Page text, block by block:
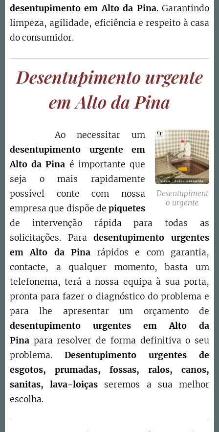
desentupimento emAlto da Pina. Garantindo
limpeza, agilidade, eficiência e respeito à casa
do consumidor.
Desentupimento urgente
em Alto da Pina
Desentupiment
o urgente
Ao necessitar um
desentupimento urgente em
Alto da Pina é importante que
seja o mais rapidamente
possível conte com nossa
empresa que dispõe depiquetes
de intervenção rápida para todas as
solicitações. Paradesentupimento urgentes
emAlto da Pinarápidos e com garantia,
contacte, a qualquer momento, basta um
telefonema, terá a nossa equipa à sua porta,
pronta para fazer o diagnóstico do problema e
para lhe apresentar um orçamento de
desentupimento urgentes emAlto da
Pina para resolver de forma definitiva o seu
problema. Desentupimento urgentes de
esgotos, prumadas, fossas, ralos, canos,
sanitas, lava-loiças seremos a sua melhor
escolha.